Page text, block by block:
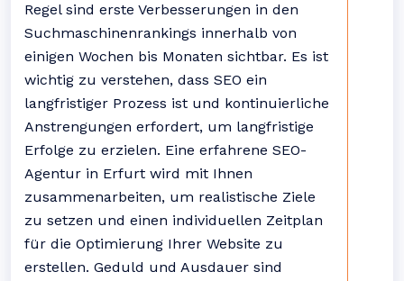
Regel sind erste Verbesserungen in den
Suchmaschinenrankings innerhalb von
einigen Wochen bis Monaten sichtbar. Es ist
wichtig zu verstehen, dass SEO ein
langfristiger Prozess ist und kontinuierliche
Anstrengungen erfordert, um langfristige
Erfolge zu erzielen. Eine erfahrene SEO-
Agentur in Erfurt wird mit Ihnen
zusammenarbeiten, um realistische Ziele
zu setzen und einen individuellen Zeitplan
für die Optimierung Ihrer Website zu
erstellen. Geduld und Ausdauer sind